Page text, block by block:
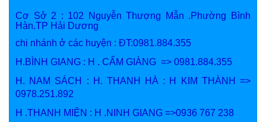
Cơ Sở 2 : 102 Nguyễn Thượng Mẫn .Phường Bình
Hàn.TP Hải Dương
chi nhánh ở các huyện : ĐT:0981.884.355
H.BÌNH GIANG : H . CẨM GIÀNG => 0981.884.355
H. NAM SÁCH : H. THANH HÀ : H KIM THÀNH =>
0978.251.892
H .THANH MIỆN : H .NINH GIANG =>0936 767 238